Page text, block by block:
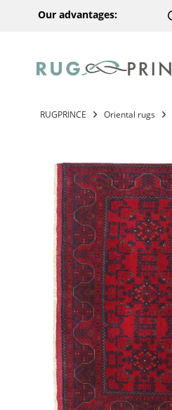
Our advantages:
RUGPRINCE Oriental rugs